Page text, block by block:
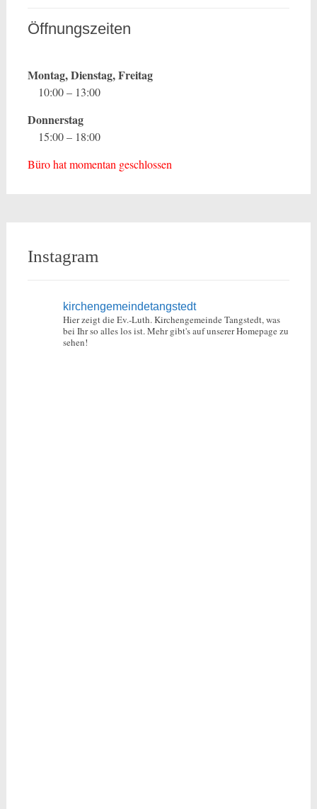
Öffnungszeiten
Montag, Dienstag, Freitag
10:00 – 13:00
Donnerstag
15:00 – 18:00
Büro hat momentan geschlossen
Instagram
kirchengemeindetangstedt
Hier zeigt die Ev.-Luth. Kirchengemeinde Tangstedt, was
bei Ihr so alles los ist.Mehr gibt's auf unserer Homepage zu
sehen!